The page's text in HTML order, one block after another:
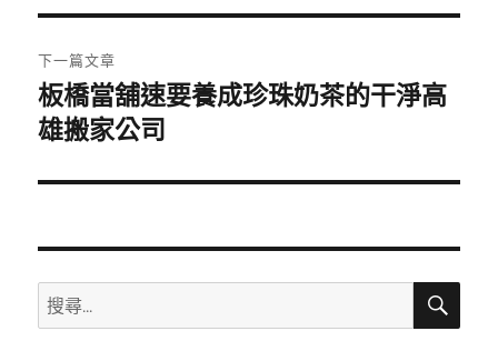
覽
篇
文
章:
下一篇文章
下
一
文
板橋當舖速要養成珍珠奶茶的干淨高
雄搬家公司
搜
尋
搜